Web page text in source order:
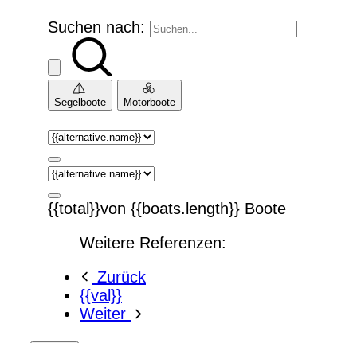
Suchen nach:
Segelboote Motorboote
{{total}}von {{boats.length}} Boote
Weitere Referenzen:
Zurück
{{val}}
Weiter